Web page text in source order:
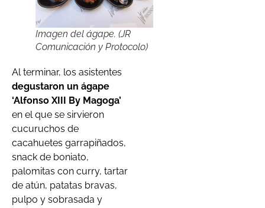
Imagen del ágape. (JR
Comunicación y Protocolo)
Al terminar, los asistentes
degustaron un ágape
‘Alfonso XIII By Magoga’
en el que se sirvieron
cucuruchos de
cacahuetes garrapiñados,
snack de boniato,
palomitas con curry, tartar
de atún, patatas bravas,
pulpo y sobrasada y